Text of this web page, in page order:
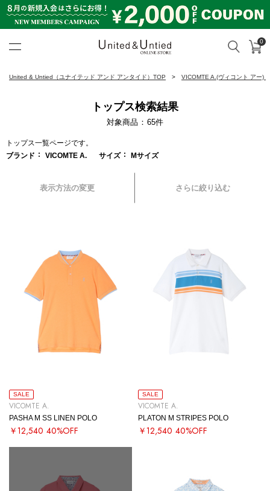
検索 カ
0
United & Untied（ユナイテッド アンド アンタイド）TOP VICOMTE A.(ヴィコント アー)
トップス検索結果
対象商品 65件
トップス一覧ページです。
ブランド
VICOMTE A. サイズ Mサイズ
表示方法の変更 さらに絞り込む
SALE
VICOMTE A.
PASHA M SS LINEN POLO
￥12,540 40%OFF
SALE
VICOMTE A.
PLATON M STRIPES POLO
￥12,540 40%OFF